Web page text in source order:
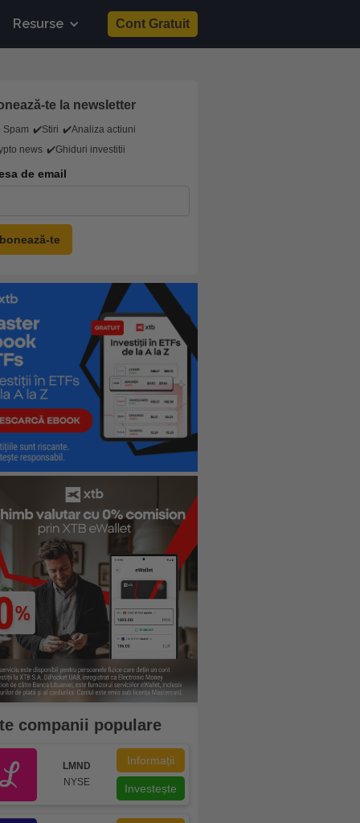
Resurse Cont Gratuit
te la newsletter
✔️Stiri ✔️Analiza actiuni
news ✔️Ghiduri investitii
de email
companii populare
LMND
NYSE
Informații
Investește